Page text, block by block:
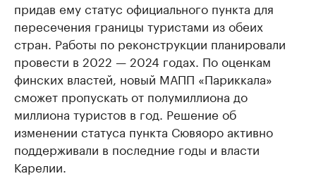
придав ему статус официального пункта для
пересечения границы туристами из обеих
стран. Работы по реконструкции планировали
провести в 2022 — 2024 годах. По оценкам
финских властей, новый МАПП «Париккала»
сможет пропускать от полумиллиона до
миллиона туристов в год. Решение об
изменении статуса пункта Сювяоро активно
поддерживали в последние годы и власти
Карелии.